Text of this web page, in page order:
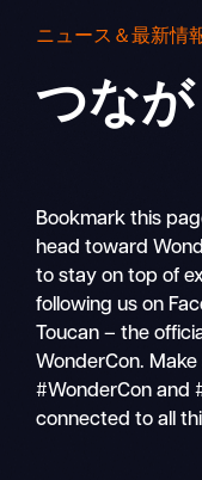
ニュース＆最新情
つな
Bookmark this
head toward
to stay on top of
following us on
Toucan – the
WonderCon.
#WonderCon and
connected to all